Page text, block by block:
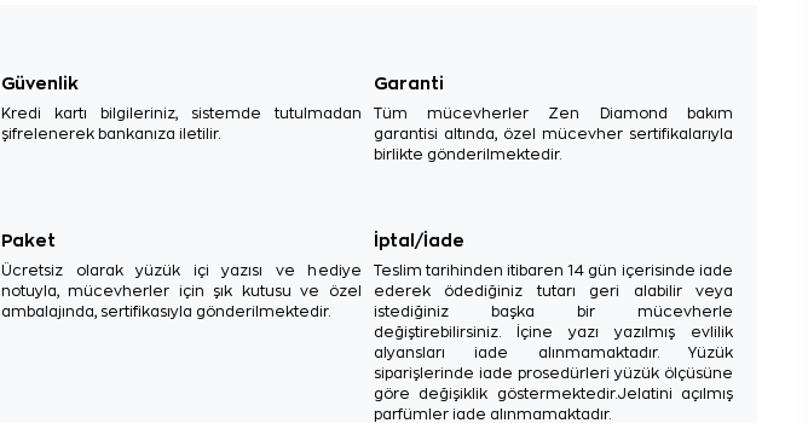
Güvenlik
Kredi kartı bilgileriniz, sistemde tutulmadan
şifrelenerek bankanıza iletilir.
Garanti
Tüm mücevherler Zen Diamond bakım
garantisi altında, özel mücevher sertifikalarıyla
birlikte gönderilmektedir.
Paket
Ücretsiz olarak yüzük içi yazısı ve hediye
notuyla, mücevherler için şık kutusu ve özel
ambalajında, sertifikasıyla gönderilmektedir.
İptal/İade
Teslim tarihinden itibaren 14 gün içerisinde iade
ederek ödediğiniz tutarı geri alabilir veya
istediğiniz başka bir mücevherle
değiştirebilirsiniz. İçine yazı yazılmış evlilik
alyansları iade alınmamaktadır. Yüzük
siparişlerinde iade prosedürleri yüzük ölçüsüne
göre değişiklik göstermektedir.Jelatini açılmış
parfümler iade alınmamaktadır.